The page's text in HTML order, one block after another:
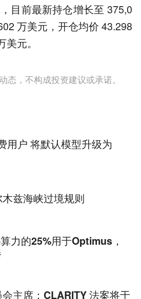
目前最新持仓增长至 375,0
万美元，开仓均价 43.298
元。
态，不构成投资建议或承诺。
用户 将默认模型升级为
兹海峡过境规则
力的25%用于Optimus，
主席：CLARITY 法案将于